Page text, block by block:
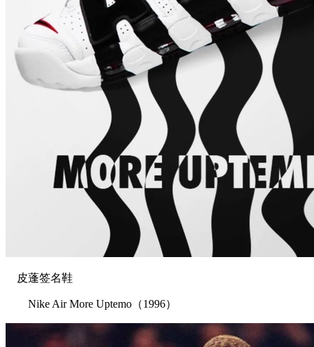
皮蓬签名鞋
Nike Air More Uptemo（1996）